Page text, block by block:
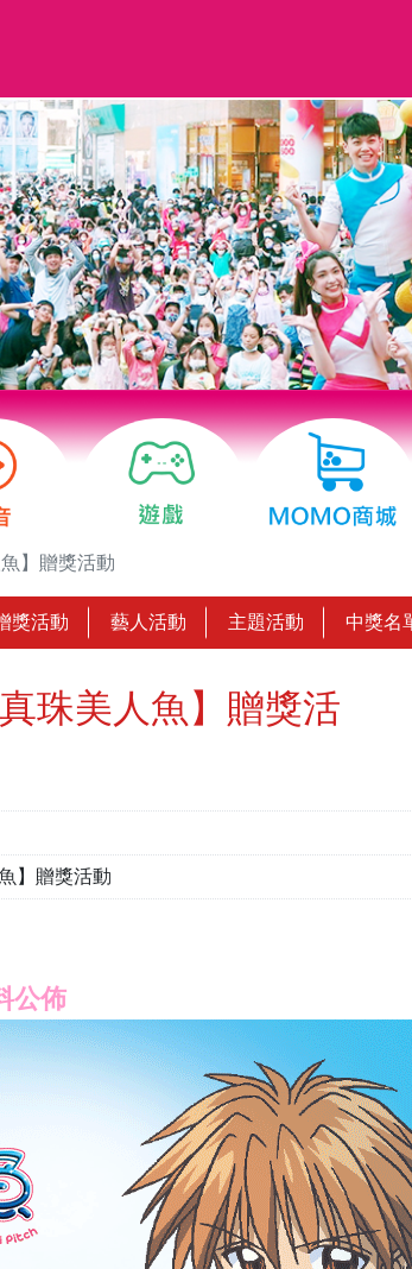
】贈獎活動
獎活動 藝人活動 主題活動 中獎名
珠美人魚】贈獎活
】贈獎活動
公佈